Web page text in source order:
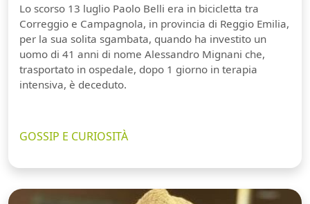
Lo scorso 13 luglio Paolo Belli era in bicicletta tra
Correggio e Campagnola, in provincia di Reggio Emilia,
per la sua solita sgambata, quando ha investito un
uomo di 41 anni di nome Alessandro Mignani che,
trasportato in ospedale, dopo 1 giorno in terapia
intensiva, è deceduto.
GOSSIP E CURIOSITÀ